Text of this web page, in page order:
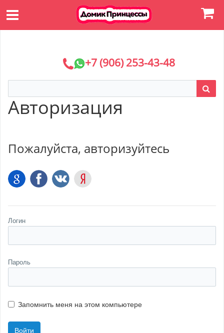
+7 (906) 253-43-48
Авторизация
Пожалуйста, авторизуйтесь
Логин
Пароль
Запомнить меня на этом компьютере